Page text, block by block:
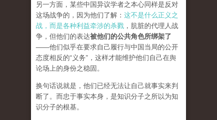
另一方面，某些中国异议学者之本心同样是反对
这场战争的，因为他们了解： 这不是什么正义之
战，而是各种利益牵涉的杀戮 ，肮脏的代理人战
争，但他们的表达被他们的公共角色所绑架了
——他们似乎在要求自己履行与中国当局的公开
态度相反的“义务”，这样才能维护他们自己在舆
论场上的身份之稳固。
换句话说就是，他们已经无法让自己就事实来判
断了。而忠于事实本身，是知识分子之所以为知
识分子的根基。